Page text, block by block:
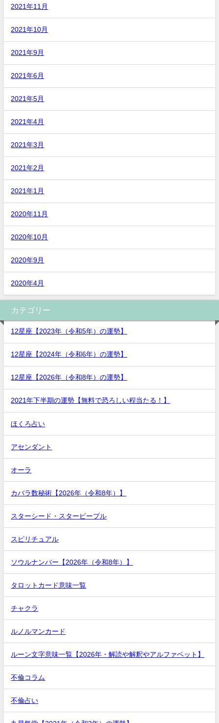
2021年11月
2021年10月
2021年9月
2021年6月
2021年5月
2021年4月
2021年3月
2021年2月
2021年1月
2020年11月
2020年10月
2020年9月
2020年4月
カテゴリー
12星座【2023年（令和5年）の運勢】
12星座【2024年（令和6年）の運勢】
12星座【2026年（令和8年）の運勢】
2021年下半期の運勢【無料で恐ろしい程当たる！】
ほくろ占い
アセンダント
オーラ
カバラ数秘術【2026年（令和8年）】
スターシード・スターピープル
スピリチュアル
ソウルナンバー【2026年（令和8年）】
タロットカード意味一覧
チャクラ
ルノルマンカード
ルーン文字意味一覧【2026年・解読や解釈やアルファベット】
不倫コラム
不倫占い